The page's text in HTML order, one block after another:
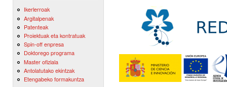
Ikerlerroak
Argitalpenak
Patenteak
Proiektuak eta kontratuak
Spin-off enpresa
Doktorego programa
Master ofiziala
Antolatutako ekintzak
Etengabeko formakuntza